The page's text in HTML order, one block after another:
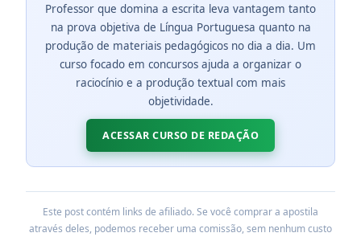
Professor que domina a escrita leva vantagem tanto
na prova objetiva de Língua Portuguesa quanto na
produção de materiais pedagógicos no dia a dia. Um
curso focado em concursos ajuda a organizar o
raciocínio e a produção textual com mais
objetividade.
ACESSAR CURSO DE REDAÇÃO
Este post contém links de afiliado. Se você comprar a apostila
através deles, podemos receber uma comissão, sem nenhum custo